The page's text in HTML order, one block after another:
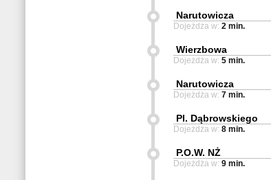
Narutowicza
Dojeżdża w: 2 min.
Wierzbowa
Dojeżdża w: 5 min.
Narutowicza
Dojeżdża w: 7 min.
Pl. Dąbrowskiego
Dojeżdża w: 8 min.
P.O.W. NŻ
Dojeżdża w: 9 min.